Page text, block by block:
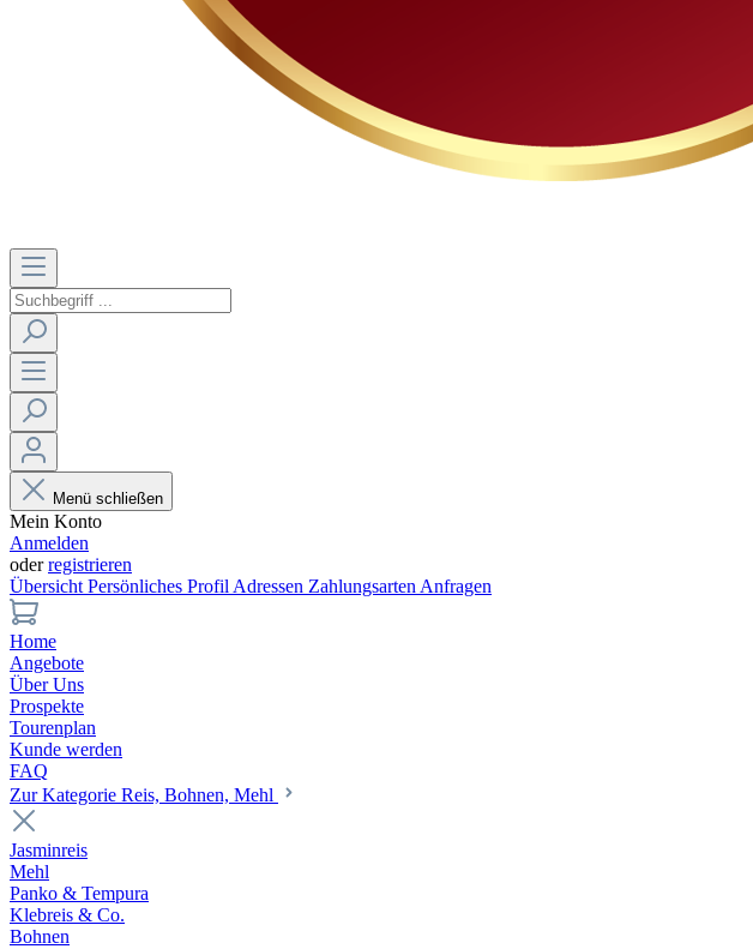
Menü schließen
Mein Konto
Anmelden
oderregistrieren
Übersicht Persönliches Profil Adressen Zahlungsarten Anfragen
Home
Angebote
Über Uns
Prospekte
Tourenplan
Kunde werden
FAQ
Zur Kategorie Reis, Bohnen, Mehl
Jasminreis
Mehl
Panko & Tempura
Klebreis & Co.
Bohnen